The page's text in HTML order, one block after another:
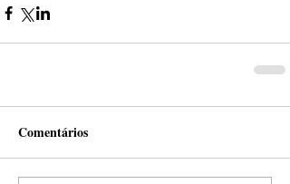
Comentários